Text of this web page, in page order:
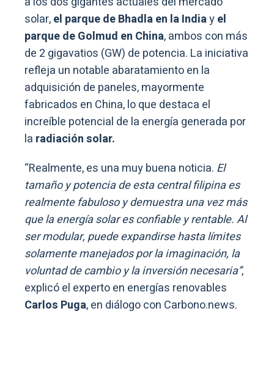
solar,el parque de Bhadla en la Indiayel
parque de Golmud en China, ambos con más
de 2 gigavatios (GW) de potencia. La iniciativa
refleja un notable abaratamiento en la
adquisición de paneles, mayormente
fabricados en China, lo que destaca el
increíble potencial de la energía generada por
la radiación solar.
“Realmente, es una muy buena noticia. El
tamaño y potencia de esta central filipina es
realmente fabuloso y demuestra una vez más
que la energía solar es confiable y rentable. Al
ser modular, puede expandirse hasta límites
solamente manejados por la imaginación, la
voluntad de cambio y la inversión necesaria”,
explicó el experto en energías renovables
Carlos Puga, en diálogo con Carbono.news.